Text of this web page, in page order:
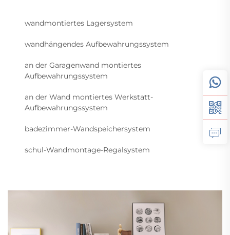
wandmontiertes Lagersystem
wandhängendes Aufbewahrungssystem
an der Garagenwand montiertes
Aufbewahrungssystem
an der Wand montiertes Werkstatt-
Aufbewahrungssystem
badezimmer-Wandspeichersystem
schul-Wandmontage-Regalsystem